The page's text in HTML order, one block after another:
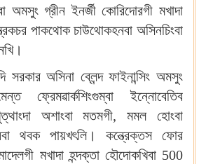
অমসুং গ্রীন ইনর্জী কোরিদোরগী মখাদা
পাকথোক চাউথোকহনবা অসিনচিংবা
সরকার অসিনা ব্লেন্দ ফাইনান্সিং অমসুং
ফ্রেমৱার্কশিংগুম্বা ইন্নোবেতিব
অশাংবা মতমগী, মমল হোংবা
থবক পায়খৎলি। কন্ত্রেক্তস ফোর
মখাদা হন্দক্তা হৌদোকখিবা 500